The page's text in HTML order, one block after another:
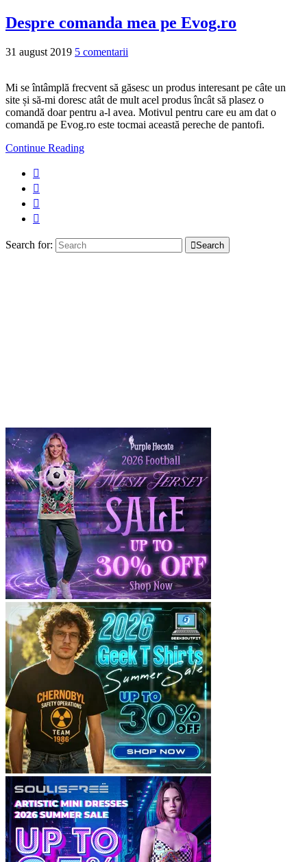
Despre comanda mea pe Evog.ro
31 august 2019 5 comentarii
Mi se întâmplă frecvent să găsesc un produs interesant pe câte un
site și să-mi doresc atât de mult acel produs încât să plasez o
comandă doar pentru a-l avea. Motivul pentru care eu am dat o
comandă pe Evog.ro este tocmai această pereche de pantofi.
Continue Reading
Search for: Search